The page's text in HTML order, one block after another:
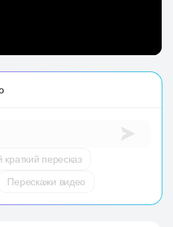
краткий пересказ
Перескажи видео